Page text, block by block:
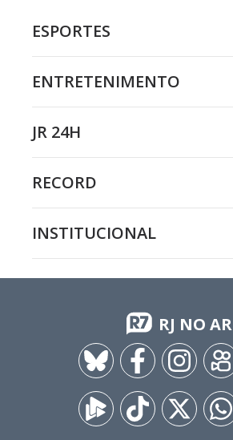
ESPORTES
ENTRETENIMENTO
JR 24H
RECORD
INSTITUCIONAL
RJ NO AR